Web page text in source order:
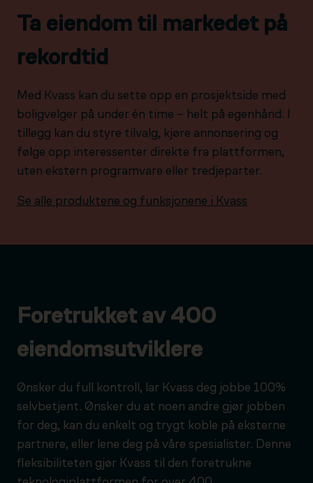
Ta eiendom til markedet på
rekordtid
Med Kvass kan du sette opp en prosjektside med
boligvelger på under én time – helt på egenhånd. I
tillegg kan du styre tilvalg, kjøre annonsering og
følge opp interessenter direkte fra plattformen,
uten ekstern programvare eller tredjeparter.
Se alle produktene og funksjonene i Kvass
Foretrukket av 400
eiendomsutviklere
Ønsker du full kontroll, lar Kvass deg jobbe 100%
selvbetjent. Ønsker du at noen andre gjør jobben
for deg, kan du enkelt og trygt koble på eksterne
partnere, eller lene deg på våre spesialister. Denne
fleksibiliteten gjør Kvass til den foretrukne